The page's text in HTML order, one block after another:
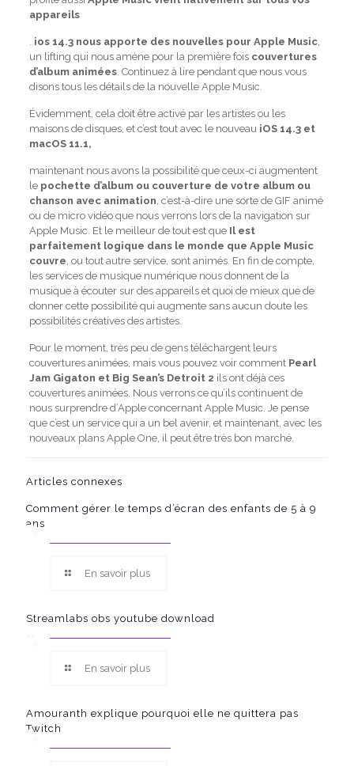
appareils
. ios 14.3 nous apporte des nouvelles pour Apple Music,
un lifting qui nous amène pour la première foiscouvertures
d’album animées. Continuez à lire pendant que nous vous
disons tous les détails de la nouvelle Apple Music.
Évidemment, cela doit être activé par les artistes ou les
maisons de disques, et c’est tout avec le nouveau iOS 14.3 et
macOS 11.1,
maintenant nous avons la possibilité que ceux-ci augmentent
lepochette d’album ou couverture de votre album ou
chanson avec animation, c’est-à-dire une sorte de GIF animé
ou de micro vidéo que nous verrons lors de la navigation sur
Apple Music. Et le meilleur de tout est que Il est
parfaitement logique dans le monde que Apple Music
couvre, ou tout autre service, sont animés. En fin de compte,
les services de musique numérique nous donnent de la
musique à écouter sur des appareils et quoi de mieux que de
donner cette possibilité qui augmente sans aucun doute les
possibilités créatives des artistes.
Pour le moment, très peu de gens téléchargent leurs
couvertures animées, mais vous pouvez voir comment Pearl
Jam Gigaton et Big Sean’s Detroit 2 ils ont déjà ces
couvertures animées. Nous verrons ce qu’ils continuent de
nous surprendre d’Apple concernant Apple Music. Je pense
que c’est un service qui a un bel avenir, et maintenant, avec les
nouveaux plans Apple One, il peut être très bon marché.
Articles connexes
Comment gérer le temps d’écran des enfants de 5 à 9
ans
En savoir plus
Streamlabs obs youtube download
En savoir plus
Amouranth explique pourquoi elle ne quittera pas
Twitch